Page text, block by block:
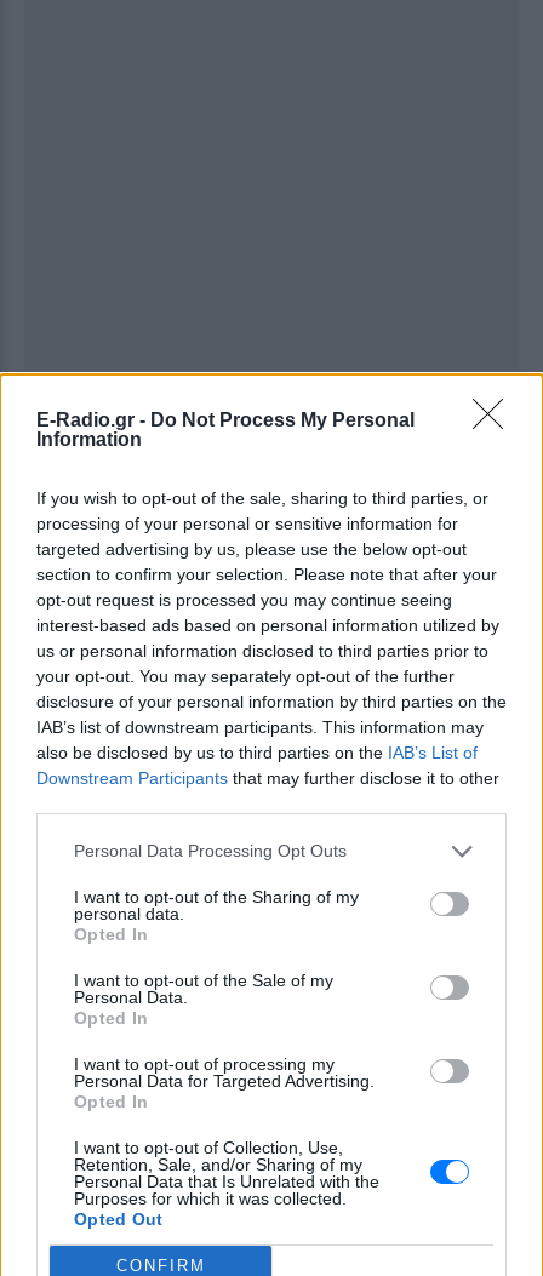
E-Radio.gr - Do Not Process My Personal
Information
If you wish to opt-out of the sale, sharing to third parties, or
processing of your personal or sensitive information for
targeted advertising by us, please use the below opt-out
section to confirm your selection. Please note that after your
opt-out request is processed you may continue seeing
interest-based ads based on personal information utilized by
us or personal information disclosed to third parties prior to
your opt-out. You may separately opt-out of the further
disclosure of your personal information by third parties on the
IAB’s list of downstream participants. This information may
also be disclosed by us to third parties on the IAB’s List of
Downstream Participants that may further disclose it to other
Personal Data Processing Opt Outs
I want to opt-out of the Sharing of my
personal data.
Opted In
I want to opt-out of the Sale of my
Personal Data.
Opted In
I want to opt-out of processing my
Personal Data for Targeted Advertising.
Opted In
I want to opt-out of Collection, Use,
Retention, Sale, and/or Sharing of my
Personal Data that Is Unrelated with the
Purposes for which it was collected.
Opted Out
CONFIRM
Ακολουθήστε το E-Radio.gr στο
Για ακόμη περισσότερανέα, μπείτε στην ροή
ειδήσεων
του E-Daily.gr
Ακολουθήστε το E-Radio.gr και στο Instagram
ΔΕΙΤΕ ΕΠΙΣΗΣ